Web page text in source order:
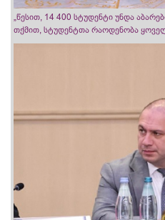
„წესით, 14 400 სტუდენტი უნდა
თქმით, სტუდენტთა რაოდენობა